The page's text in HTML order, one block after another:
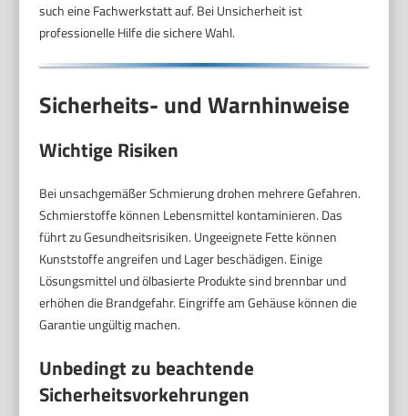
such eine Fachwerkstatt auf. Bei Unsicherheit ist
professionelle Hilfe die sichere Wahl.
Sicherheits- und Warnhinweise
Wichtige Risiken
Bei unsachgemäßer Schmierung drohen mehrere Gefahren.
Schmierstoffe können Lebensmittel kontaminieren. Das
führt zu Gesundheitsrisiken. Ungeeignete Fette können
Kunststoffe angreifen und Lager beschädigen. Einige
Lösungsmittel und ölbasierte Produkte sind brennbar und
erhöhen die Brandgefahr. Eingriffe am Gehäuse können die
Garantie ungültig machen.
Unbedingt zu beachtende
Sicherheitsvorkehrungen